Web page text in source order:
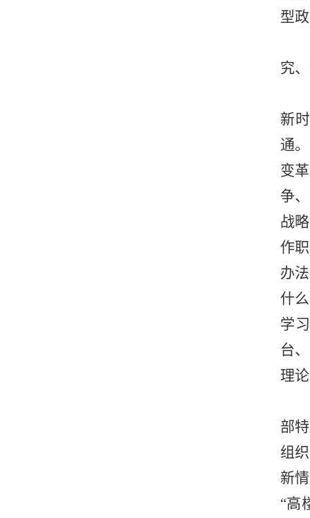
型
究
新
通
变
争
战
作
办
什
学
台
理
部
组
新
“高